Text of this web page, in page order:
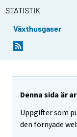
STATISTIK
Växthusgaser
Denna sida är
Uppgifter som
den förnyade